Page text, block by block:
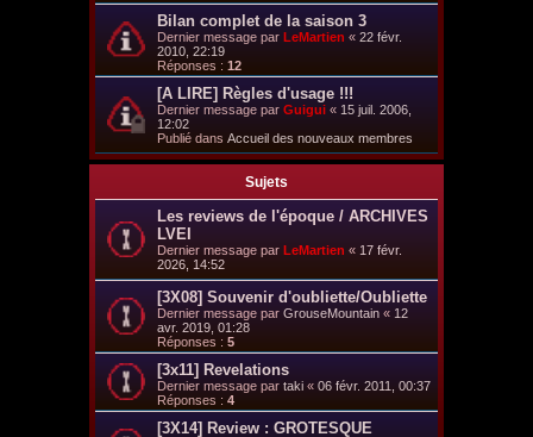
Bilan complet de la saison 3
Dernier message par LeMartien « 22 févr.
2010, 22:19
Réponses : 12
[A LIRE] Règles d'usage !!!
Dernier message par Guigui « 15 juil. 2006,
12:02
Publié dans Accueil des nouveaux membres
Sujets
Les reviews de l'époque / ARCHIVES
LVEI
Dernier message par LeMartien « 17 févr.
2026, 14:52
[3X08] Souvenir d'oubliette/Oubliette
Dernier message par GrouseMountain « 12
avr. 2019, 01:28
Réponses : 5
[3x11] Revelations
Dernier message par taki « 06 févr. 2011, 00:37
Réponses : 4
[3X14] Review : GROTESQUE